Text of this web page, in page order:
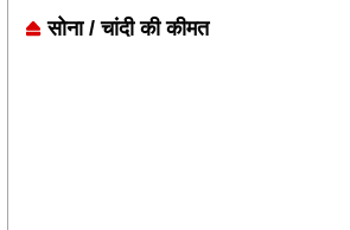
सोना / चांदी की कीमत